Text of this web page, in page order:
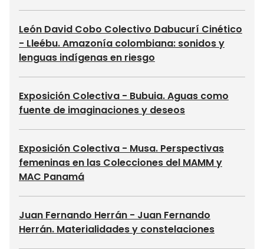
León David Cobo Colectivo Dabucurí Cinético
- Lleébu. Amazonía colombiana: sonidos y
lenguas indígenas en riesgo
Exposición Colectiva - Bubuia. Aguas como
fuente de imaginaciones y deseos
Exposición Colectiva - Musa. Perspectivas
femeninas en las Colecciones del MAMM y
MAC Panamá
Juan Fernando Herrán - Juan Fernando
Herrán. Materialidades y constelaciones